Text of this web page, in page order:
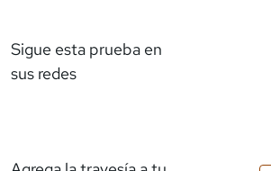
Sigue esta prueba en
sus redes